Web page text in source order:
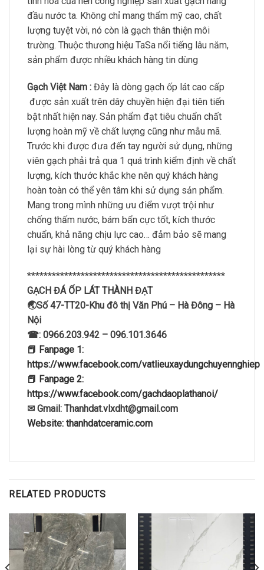
đầu nước ta. Không chỉ mang thẩm mỹ cao, chất
lượng tuyệt vời, nó còn là gạch thân thiện môi
trường. Thuộc thương hiệu TaSa nổi tiếng lâu năm,
sản phẩm được nhiều khách hàng tin dùng
Gạch Việt Nam : Đây là dòng gạch ốp lát cao cấp
được sản xuất trên dây chuyền hiện đại tiên tiến
bật nhất hiện nay. Sản phẩm đạt tiêu chuẩn chất
lượng hoàn mỹ về chất lượng cũng như mẫu mã.
Trước khi được đưa đến tay người sử dụng, những
viên gạch phải trả qua 1 quá trình kiểm định về chất
lượng, kích thước khắc khe nên quý khách hàng
hoàn toàn có thể yên tâm khi sử dụng sản phẩm.
Mang trong mình những ưu điểm vượt trội như
chống thấm nước, bám bẩn cực tốt, kích thước
chuẩn, khả năng chịu lực cao… đảm bảo sẽ mang
lại sự hài lòng từ quý khách hàng
************************************************
GẠCH ĐÁ ỐP LÁT THÀNH ĐẠT
🌏Số 47-TT20-Khu đô thị Văn Phú – Hà Đông – Hà
Nội
☎: 0966.203.942 – 096.101.3646
📕 Fanpage 1:
https://www.facebook.com/vatlieuxaydungchuyennghiep
📕 Fanpage 2:
https://www.facebook.com/gachdaoplathanoi/
✉ Gmail: Thanhdat.vlxdht@gmail.com
Website: thanhdatceramic.com
RELATED PRODUCTS